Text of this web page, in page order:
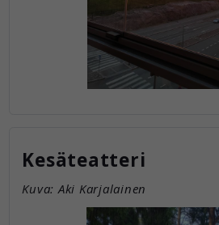
Kesäteatteri
Kuva: Aki Karjalainen